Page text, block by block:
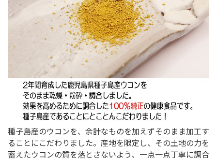
種子島産のウコンを、余計なものを加えずそのまま加工す
ることにこだわりました。産地を限定し、その土地の力を
蓄えたウコンの質を落とさないよう、一点一点丁寧に調合